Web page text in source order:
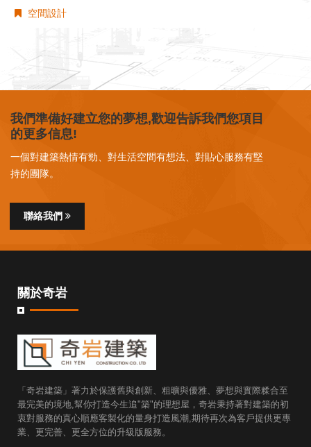
空間設計
我們準備好建立您的夢想,歡迎告訴我們您項目
的更多信息!
一個對建築熱情有勁、對生活空間有想法、對貼心服務有堅
持的團隊。
聯絡我們
關於奇岩
「奇岩建築」著力於保護舊與創新、粗曠與優雅、夢想與實際糅合至
最完美的境地,幫你打造今生追"築"的理想屋，奇岩秉持著對建築的初
衷對服務的真心順應客製化的量身打造風潮,期待再次為客戶提供更專
業、更完善、更全方位的升級版服務。